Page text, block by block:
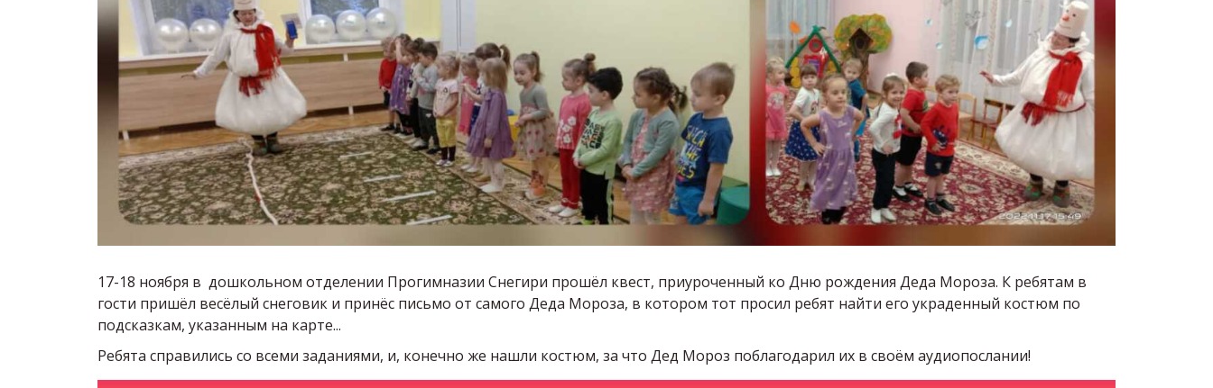
17-18 ноября в дошкольном отделении Прогимназии Снегири прошёл квест, приуроченный ко Дню рождения Деда Мороза. К ребятам в
гости пришёл весёлый снеговик и принёс письмо от самого Деда Мороза, в котором тот просил ребят найти его украденный костюм по
подсказкам, указанным на карте...
Ребята справились со всеми заданиями, и, конечно же нашли костюм, за что Дед Мороз поблагодарил их в своём аудиопослании!